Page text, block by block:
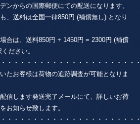
ンからの国際郵便にての配送になります。
、送料は全国一律850円 (補償無し) となり
合は、送料850円 + 1450円 = 2300円 (補償
ださい。
・・・・・・・・・・・・・・・・・・・
たお客様は荷物の追跡調査が可能となりま
信します発送完了メールにて、詳しいお荷
お知らせ致します。
・・・・・・・・・・・・・・・・・・・